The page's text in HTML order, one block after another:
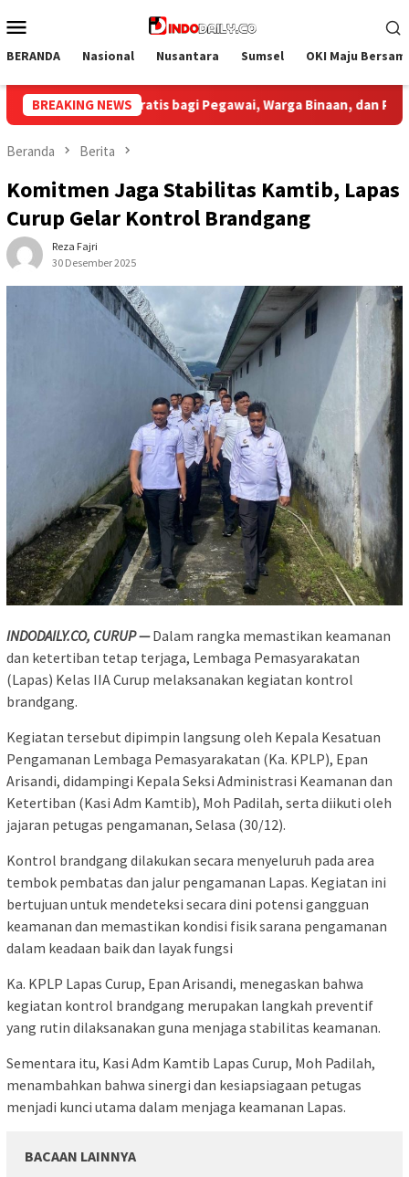
ke
Mobile
BERANDA Nasional Nusantara Sumsel OKI Maju
BREAKING NEWS
dan Pengunjung Bupati Muba Sambut Aspirasi
Beranda Berita
Komitmen Jaga Stabilitas Kamtib, Lapas
Curup Gelar Kontrol Brandgang
Reza Fajri
30 Desember 2025
INDODAILY.CO, CURUP — Dalam rangka memastikan keamanan
dan ketertiban tetap terjaga, Lembaga Pemasyarakatan
(Lapas) Kelas IIA Curup melaksanakan kegiatan kontrol
brandgang.
Kegiatan tersebut dipimpin langsung oleh Kepala Kesatuan
Pengamanan Lembaga Pemasyarakatan (Ka. KPLP), Epan
Arisandi, didampingi Kepala Seksi Administrasi Keamanan dan
Ketertiban (Kasi Adm Kamtib), Moh Padilah, serta diikuti oleh
jajaran petugas pengamanan, Selasa (30/12).
Kontrol brandgang dilakukan secara menyeluruh pada area
tembok pembatas dan jalur pengamanan Lapas. Kegiatan ini
bertujuan untuk mendeteksi secara dini potensi gangguan
keamanan dan memastikan kondisi fisik sarana pengamanan
dalam keadaan baik dan layak fungsi
Ka. KPLP Lapas Curup, Epan Arisandi, menegaskan bahwa
kegiatan kontrol brandgang merupakan langkah preventif
yang rutin dilaksanakan guna menjaga stabilitas keamanan.
Sementara itu, Kasi Adm Kamtib Lapas Curup, Moh Padilah,
menambahkan bahwa sinergi dan kesiapsiagaan petugas
menjadi kunci utama dalam menjaga keamanan Lapas.
BACAAN LAINNYA